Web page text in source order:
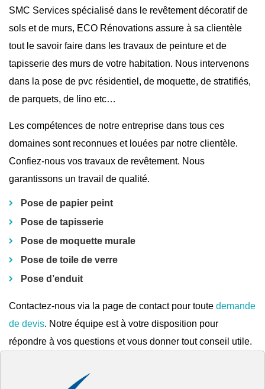
SMC Services spécialisé dans le revêtement décoratif de
sols et de murs, ECO Rénovations assure à sa clientèle
tout le savoir faire dans les travaux de peinture et de
tapisserie des murs de votre habitation. Nous intervenons
dans la pose de pvc résidentiel, de moquette, de stratifiés,
de parquets, de lino etc…
Les compétences de notre entreprise dans tous ces
domaines sont reconnues et louées par notre clientèle.
Confiez-nous vos travaux de revêtement. Nous
garantissons un travail de qualité.
Pose de papier peint
Pose de tapisserie
Pose de moquette murale
Pose de toile de verre
Pose d’enduit
Contactez-nous via la page de contact pour toute demande
de devis. Notre équipe est à votre disposition pour
répondre à vos questions et vous donner tout conseil utile.